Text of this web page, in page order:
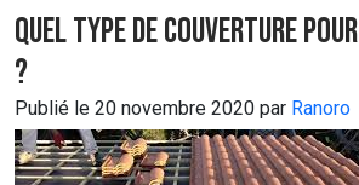
Quel type de couverture
?
Publié le 20 novembre 2020 par Ranoro